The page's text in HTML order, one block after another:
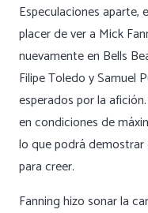
Especulaciones aparte,
placer de ver a Mick
nuevamente en Bells
Filipe Toledo y Samuel
esperados por la
en condiciones de
lo que podrá
para creer.
Fanning hizo sonar la